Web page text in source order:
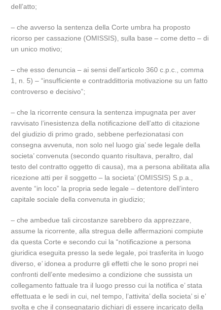
dell’atto;
– che avverso la sentenza della Corte umbra ha proposto
ricorso per cassazione (OMISSIS), sulla base – come detto – di
un unico motivo;
– che esso denuncia – ai sensi dell’articolo 360 c.p.c., comma
1, n. 5) – “insufficiente e contraddittoria motivazione su un fatto
controverso e decisivo”;
– che la ricorrente censura la sentenza impugnata per aver
ravvisato l’inesistenza della notificazione dell’atto di citazione
del giudizio di primo grado, sebbene perfezionatasi con
consegna avvenuta, non solo nel luogo gia’ sede legale della
societa’ convenuta (secondo quanto risultava, peraltro, dal
testo del contratto oggetto di causa), ma a persona abilitata alla
ricezione atti per il soggetto – la societa’ (OMISSIS) S.p.a.,
avente “in loco” la propria sede legale – detentore dell’intero
capitale sociale della convenuta in giudizio;
– che ambedue tali circostanze sarebbero da apprezzare,
assume la ricorrente, alla stregua delle affermazioni compiute
da questa Corte e secondo cui la “notificazione a persona
giuridica eseguita presso la sede legale, poi trasferita in luogo
diverso, e’ idonea a produrre gli effetti che le sono propri nei
confronti dell’ente medesimo a condizione che sussista un
collegamento fattuale tra il luogo presso cui la notifica e’ stata
effettuata e le sedi in cui, nel tempo, l’attivita’ della societa’ si e’
svolta e che il consegnatario dichiari di essere incaricato della